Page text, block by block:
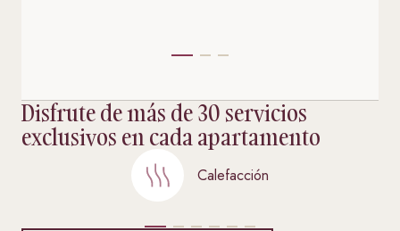
Disfrute de más de 30 servicios
exclusivos en cada apartamento
Calefacción